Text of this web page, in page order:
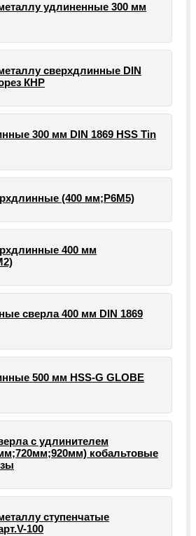
удлиненные 300 мм
сверхдлинные DIN
КНР
300 мм DIN 1869 HSS Tin
(400 мм;Р6М5)
400 мм
сверла 400 мм DIN 1869
500 мм HSS-G GLOBE
с удлинителем
кобальтовые
ступенчатые
100